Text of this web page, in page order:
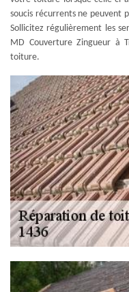
soucis récurrents ne peuvent
Sollicitez régulièrement les
MD Couverture Zingueur à
toiture.